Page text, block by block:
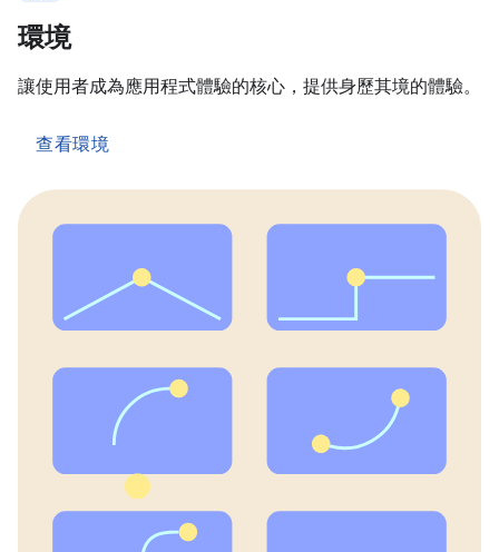
環境
讓使用者成為應用程式體驗的核心，提供身歷其境的體驗。
查看環境